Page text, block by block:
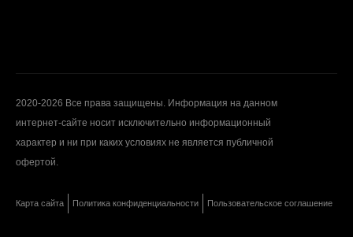
2020-2026 Все права защищены. Информация на данном
интернет-сайте носит исключительно информационный
характер и ни при каких условиях не является публичной
офертой.
Карта сайта Политика конфиденциальности Пользовательское соглашение